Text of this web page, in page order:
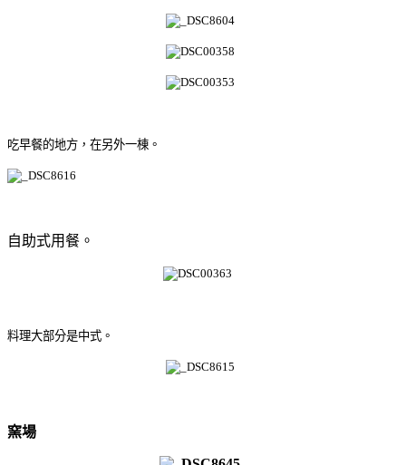
吃早餐的地方，在另外一棟。
自助式用餐。
料理大部分是中式。
窯場